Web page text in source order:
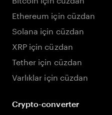
Ethereum için cüzdan
Solana için cüzdan
XRP için cüzdan
Tether için cüzdan
Varlıklar için cüzdan
Crypto-converter